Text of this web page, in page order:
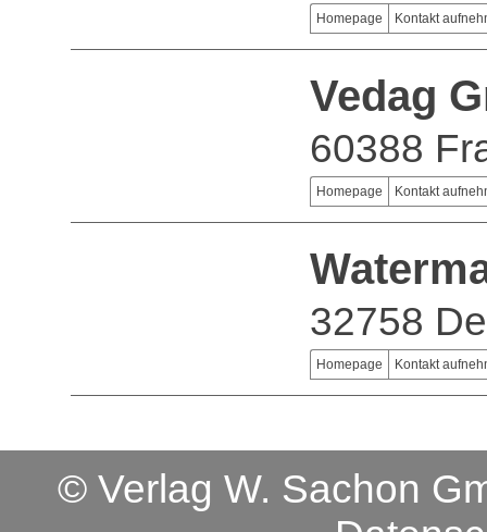
Homepage Kontakt
Vedag
60388
Homepage Kontakt
32758
Homepage Kontakt
© Verlag W. Sachon